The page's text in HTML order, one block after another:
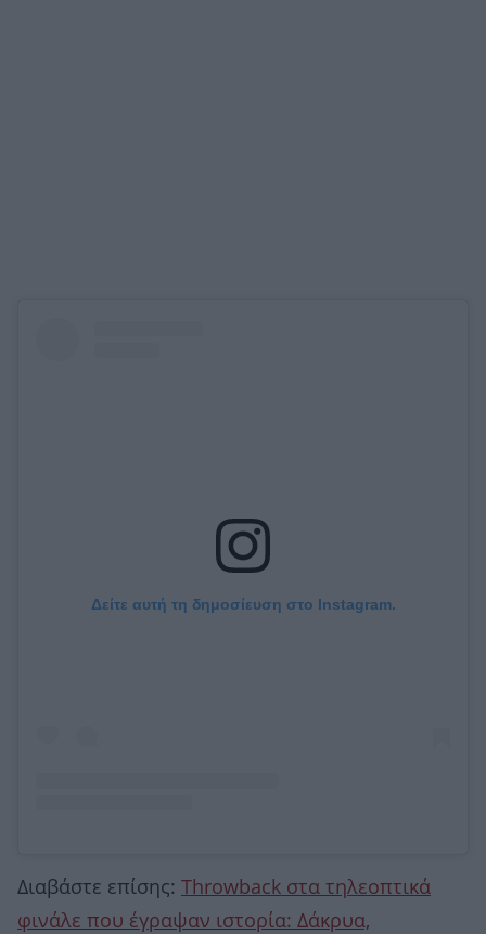
Δείτε αυτή τη δημοσίευση στο Instagram.
Διαβάστε επίσης: Throwback στα τηλεοπτικά
φινάλε που έγραψαν ιστορία: Δάκρυα,